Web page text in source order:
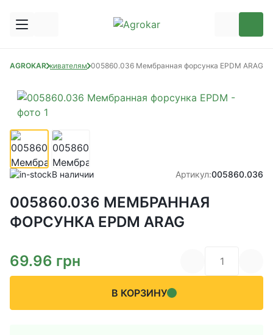
AGROKAR
к опрыскивателям 005860.036 Мембранная форсунка EPDM ARAG
В наличии Артикул:005860.036
005860.036 МЕМБРАННАЯ
ФОРСУНКА EPDM ARAG
69.96 грн
В КОРЗИНУ